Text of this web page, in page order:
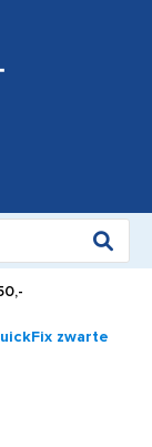
zwarte